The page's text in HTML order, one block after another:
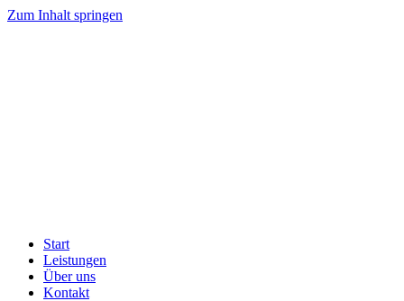
Zum Inhalt springen
Start
Leistungen
Über uns
Kontakt